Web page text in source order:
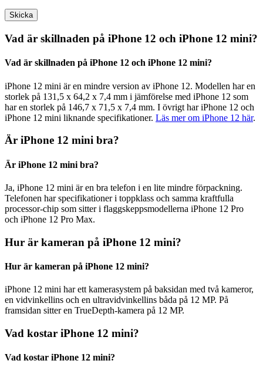
Vad är skillnaden på iPhone 12 och iPhone 12 mini?
Vad är skillnaden på iPhone 12 och iPhone 12 mini?
iPhone 12 mini är en mindre version av iPhone 12. Modellen har en
storlek på 131,5 x 64,2 x 7,4 mm i jämförelse med iPhone 12 som
har en storlek på 146,7 x 71,5 x 7,4 mm. I övrigt har iPhone 12 och
iPhone 12 mini liknande specifikationer. Läs mer om iPhone 12 här.
Är iPhone 12 mini bra?
Är iPhone 12 mini bra?
Ja, iPhone 12 mini är en bra telefon i en lite mindre förpackning.
Telefonen har specifikationer i toppklass och samma kraftfulla
processor-chip som sitter i flaggskeppsmodellerna iPhone 12 Pro
och iPhone 12 Pro Max.
Hur är kameran på iPhone 12 mini?
Hur är kameran på iPhone 12 mini?
iPhone 12 mini har ett kamerasystem på baksidan med två kameror,
en vidvinkellins och en ultravidvinkellins båda på 12 MP. På
framsidan sitter en TrueDepth-kamera på 12 MP.
Vad kostar iPhone 12 mini?
Vad kostar iPhone 12 mini?